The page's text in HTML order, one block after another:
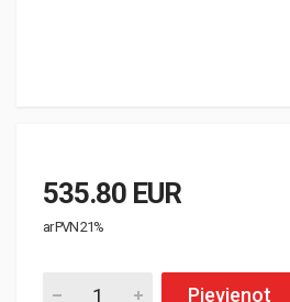
535.80 EUR
ar PVN 21%
Pievienot